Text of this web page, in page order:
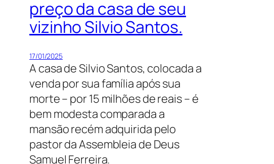
preço da casa de seu
vizinho Silvio Santos.
17/01/2025
A casa de Silvio Santos, colocada a
venda por sua família após sua
morte – por 15 milhões de reais – é
bem modesta comparada a
mansão recém adquirida pelo
pastor da Assembleia de Deus
Samuel Ferreira.